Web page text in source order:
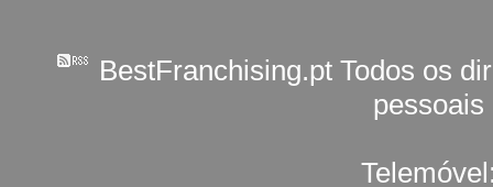
BestFranchising.pt Todos os
pessoais